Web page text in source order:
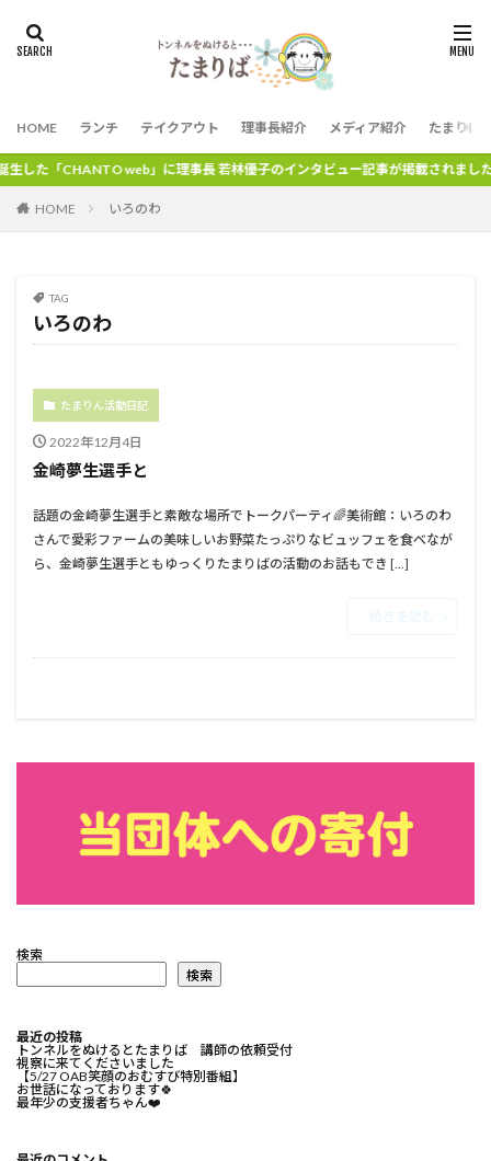
HOME ランチ テイクアウト 理事長紹介 メディア紹介 たまりば
「CHANTO web」に理事長 若林優子のインタビュー記事が掲載されました。
HOME いろのわ
TAG
いろのわ
たまりん活動日記
2022年12月4日
金崎夢生選手と
話題の金崎夢生選手と素敵な場所でトークパーティ🌈美術館：いろのわ
さんで愛彩ファームの美味しいお野菜たっぷりなビュッフェを食べなが
ら、金崎夢生選手ともゆっくりたまりばの活動のお話もでき […]
検索
検索
最近の投稿
トンネルをぬけるとたまりば 講師の依頼受付
視察に来てくださいました
【5/27 OAB笑顔のおむすび特別番組】
お世話になっております🍀⁡
最年少の支援者ちゃん❤️⁡